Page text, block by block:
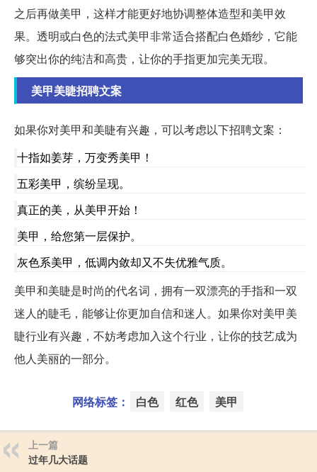
之后再做美甲，这样才能更好地协调整体造型和美甲效
果。透明或白色的法式美甲非常适合搭配白色婚纱，它能
够突出你的纯洁和高贵，让你的手指更加完美无瑕。
美甲美睫招聘文案
如果你对美甲和美睫有兴趣，可以考虑以下招聘文案：
十指如姜芽，万变秀美甲！
五彩美甲，缤纷呈现。
真正的美，从美甲开始！
美甲，给您第一层保护。
灰色系美甲，低调内敛却又不失优雅气质。
美甲和美睫是时尚的代名词，拥有一双漂亮的手指和一双
迷人的睫毛，能够让你更加自信和迷人。如果你对美甲美
睫行业有兴趣，不妨考虑加入这个行业，让你的技艺成为
他人美丽的一部分。
网络标签： 白色 红色 美甲
上一篇
过年几大话题